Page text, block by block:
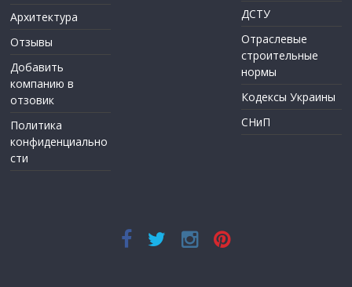
Архитектура
Отзывы
Добавить
компанию в
отзовик
Политика
конфиденциально
сти
ДСТУ
Отраслевые
строительные
нормы
Кодексы Украины
СНиП